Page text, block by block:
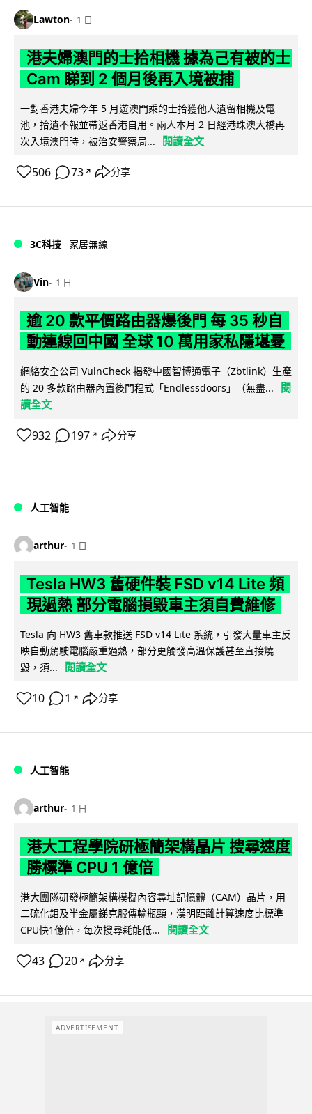
Lawton 1 日
港夫婦澳門的士拾相機 據為己有被的士
Cam 睇到 2 個月後再入境被捕
一對香港夫婦今年 5 月遊澳門乘的士拾獲他人遺留相機及電
池，拾遺不報並帶返香港自用。兩人本月 2 日經港珠澳大橋再
次入境澳門時，被治安警察局...
閱讀全文
506 73 ↗ 分享
3C科技 家居無線
Vin 1 日
逾 20 款平價路由器爆後門 每 35 秒自
動連線回中國 全球 10 萬用家私隱堪憂
網絡安全公司 VulnCheck 揭發中國智博通電子（Zbtlink）生產
的 20 多款路由器內置後門程式「Endlessdoors」（無盡...
閱
讀全文
932 197 ↗ 分享
人工智能
arthur 1 日
Tesla HW3 舊硬件裝 FSD v14 Lite 頻
現過熱 部分電腦損毀車主須自費維修
Tesla 向 HW3 舊車款推送 FSD v14 Lite 系統，引發大量車主反
映自動駕駛電腦嚴重過熱，部分更觸發高溫保護甚至直接燒
毀，須...
閱讀全文
10 1 ↗ 分享
人工智能
arthur 1 日
港大工程學院研極簡架構晶片 搜尋速度
勝標準 CPU 1 億倍
港大團隊研發極簡架構模擬內容尋址記憶體（CAM）晶片，用
二硫化鉬及半金屬銻克服傳輸瓶頸，漢明距離計算速度比標準
CPU快1億倍，每次搜尋耗能低...
閱讀全文
43 20 ↗ 分享
ADVERTISEMENT